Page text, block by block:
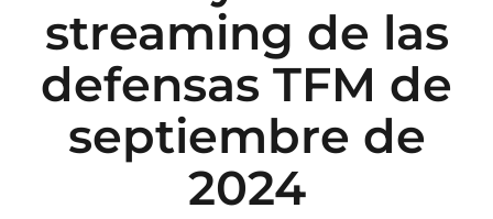
streaming de las
defensas TFM de
septiembre de
2024